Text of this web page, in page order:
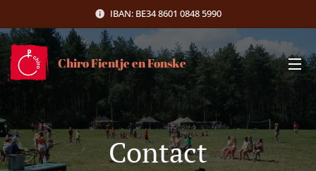
IBAN: BE34 8601 0848 5990
Chiro Fientje en Fonske
Contact